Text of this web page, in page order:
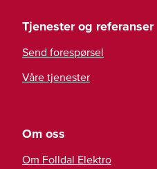
Tjenester og referanser
Send forespørsel
Våre tjenester
Om oss
Om Folldal Elektro